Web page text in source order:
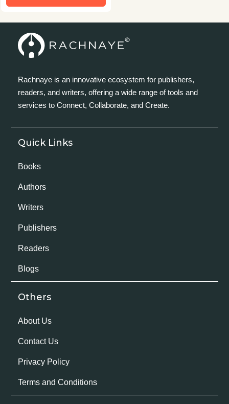
Rachnaye is an innovative ecosystem for publishers,
readers, and writers, offering a wide range of tools and
services to Connect, Collaborate, and Create.
Quick Links
Books
Authors
Writers
Publishers
Readers
Blogs
Others
About Us
Contact Us
Privacy Policy
Terms and Conditions